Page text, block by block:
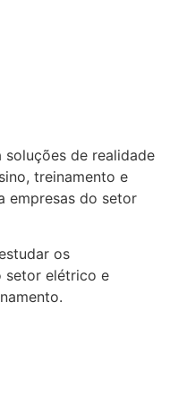
soluções de realidade
treinamento e
empresas do setor
os
setor elétrico e